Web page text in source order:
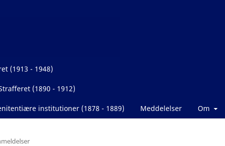
(1913 - 1948)
(1890 - 1912)
institutioner (1878 - 1889) Meddelelser Om